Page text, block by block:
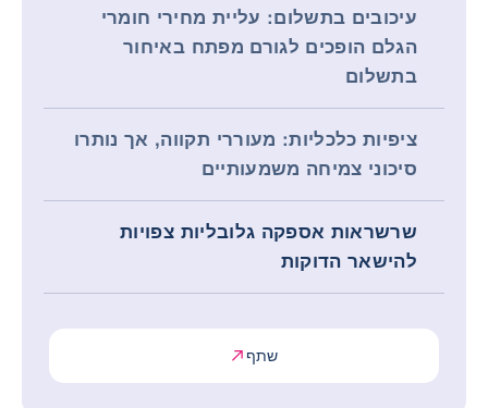
עיכובים בתשלום: עליית מחירי חומרי
הגלם הופכים לגורם מפתח באיחור
בתשלום
ציפיות כלכליות: מעוררי תקווה, אך נותרו
סיכוני צמיחה משמעותיים
שרשראות אספקה ​​גלובליות צפויות
להישאר הדוקות
שתף